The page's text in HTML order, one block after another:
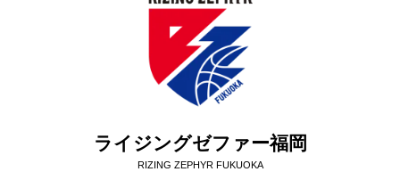
ライジングゼファー福岡
RIZING ZEPHYR FUKUOKA